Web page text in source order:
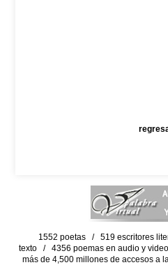
1552 poetas / 519 escritores
texto / 4356 poemas en audio y
más de 4,500 millones de accesos a